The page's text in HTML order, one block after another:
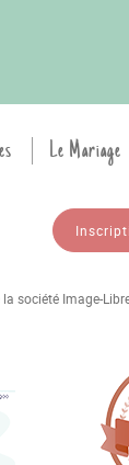
Le Mariage
société Image-